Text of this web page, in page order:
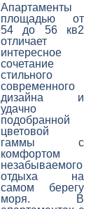
Апартаменты
площадью от
54 до 56 кв2
отличает
интересное
сочетание
стильного
современного
дизайна и
удачно
подобранной
цветовой
гаммы с
комфортом
незабываемого
отдыха на
самом берегу
моря. В